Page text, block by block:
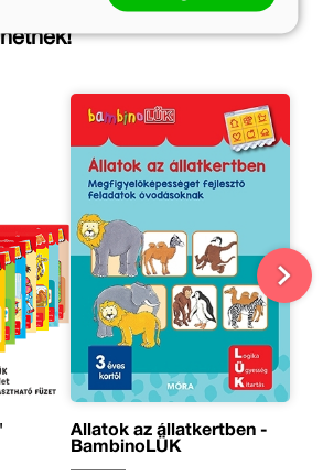
Állatok az állatkertben -
BambinoLÜK